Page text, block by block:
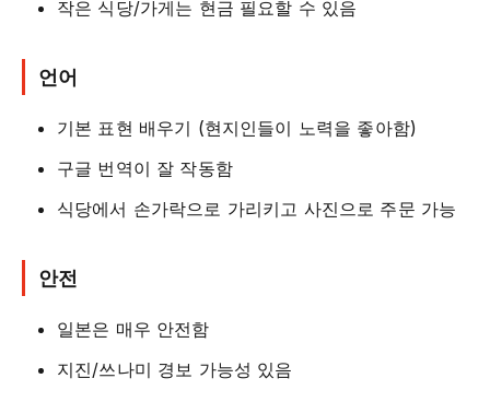
작은 식당/가게는 현금 필요할 수 있음
언어
기본 표현 배우기 (현지인들이 노력을 좋아함)
구글 번역이 잘 작동함
식당에서 손가락으로 가리키고 사진으로 주문 가능
안전
일본은 매우 안전함
지진/쓰나미 경보 가능성 있음